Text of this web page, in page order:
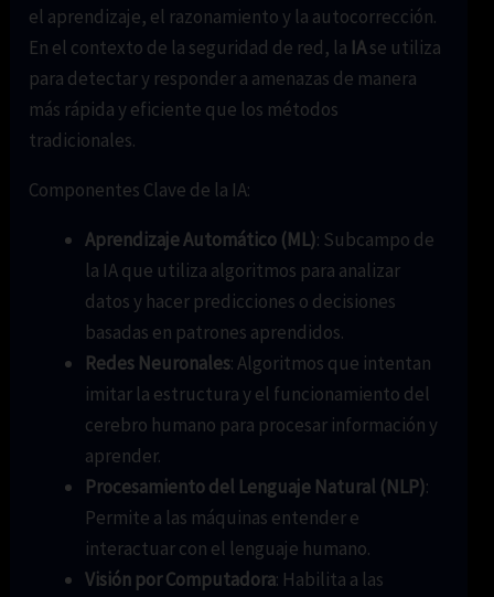
el aprendizaje, el razonamiento y la autocorrección.
En el contexto de la seguridad de red, la IAse utiliza
para detectar y responder a amenazas de manera
más rápida y eficiente que los métodos
tradicionales.
Componentes Clave de la IA:
Aprendizaje Automático (ML): Subcampo de
la IA que utiliza algoritmos para analizar
datos y hacer predicciones o decisiones
basadas en patrones aprendidos.
Redes Neuronales: Algoritmos que intentan
imitar la estructura y el funcionamiento del
cerebro humano para procesar información y
aprender.
Procesamiento del Lenguaje Natural (NLP):
Permite a las máquinas entender e
interactuar con el lenguaje humano.
Visión por Computadora: Habilita a las